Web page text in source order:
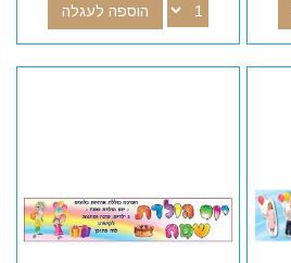
הוספה לעגלה